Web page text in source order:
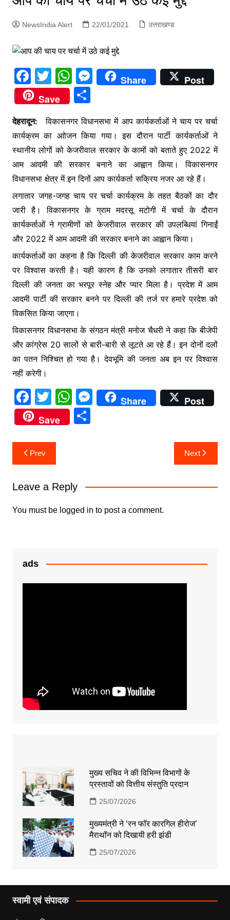
NewsIndia Alert 22/01/2021 उत्तराखण्ड
F
a
c
e
b
o
o
k
T
w
itt
er
W
h
at
s
A
p
p
M
e
s
e
n
g
er
Share
Post
Save
S
ar
e
देहरादून:
विकासनगर विधानसभा में आप कार्यकर्ताओं ने चाय पर चर्चा
कार्यक्रम का आोजन किया गया। इस दौरान पार्टी कार्यकर्ताओं ने
स्थानीय लोगों को केजरीवाल सरकार के कामों को बताते हुए 2022 में
आम आदमी की सरकार बनाने का आह्वान किया। विकासनगर
विधानसभा क्षेत्र में इन दिनों आप कार्यकर्ता सक्रिय नजर आ रहे हैं।
लगातार जगह-जगह चाय पर चर्चा कार्यक्रम के तहत बैठकों का दौर
जारी है। विकासनगर के ग्राम मदरसू मटोगी में चर्चा के दौरान
कार्यकर्ताओं ने ग्रामीणों को केजरीवाल सरकार की उपलब्धियां गिनाईं
और 2022 में आम आदमी की सरकार बनाने का आह्वान किया।
कार्यकर्ताओं का कहना है कि दिल्ली की केजरीवाल सरकार काम करने
पर विश्वास करती है। यही कारण है कि उनको लगातार तीसरी बार
दिल्ली की जनता का भरपूर स्नेह और प्यार मिला है। प्रदेश में आम
आदमी पार्टी की सरकार बनने पर दिल्ली की तर्ज पर हमारे प्रदेश को
विकसित किया जाएगा।
विकासनगर विधानसभा के संगठन मंत्री मनोज चैधरी ने कहा कि बीजेपी
और कांग्रेस 20 सालों से बारी-बारी से लूटते आ रहे हैं। इन दोनों दलों
का पतन निश्चित हो गया है। देवभूमि की जनता अब इन पर विश्वास
नहीं करेगी।
F
a
c
e
b
o
k
T
w
itt
er
W
h
at
p
p
M
e
er
Share
Post
Save
S
Post
navigation
Prev Next
Leave a Reply
You must be logged in to post a comment.
ads
मुख्य सचिव ने की विभिन्न विभागों के
प्रस्तावों को वित्तीय संस्तुति प्रदान
25/07/2026
मुख्यमंत्री ने ‘रन फॉर कारगिल हीरोज’
मैराथॉन को दिखायी हरी झंडी
25/07/2026
स्वामी एवं संपादक